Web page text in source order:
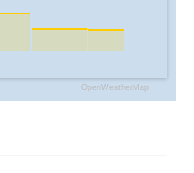
OpenWeatherMap